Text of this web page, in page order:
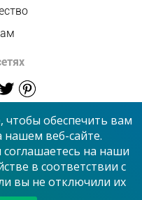
центр”
обеспечить вам
веб-сайте.
на наши
в соответствии с
вы не отключили их